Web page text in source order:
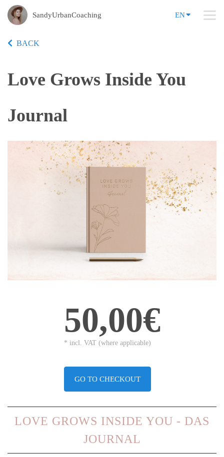
SandyUrbanCoaching EN
BACK
Love Grows Inside You
Journal
50,00€
* incl. VAT (where applicable)
GO TO CHECKOUT
LOVE GROWS INSIDE YOU - DAS
JOURNAL